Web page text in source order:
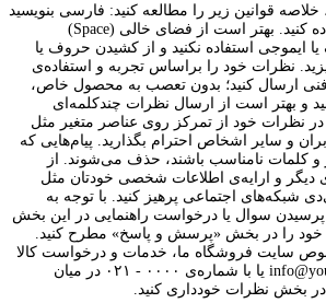
قوانین زیر را مطالعه کنید: فارسی بنویسید
و از کیبورد فارسی استفاده کنید. بهتر است از فضای خالی (Space)
ایموجی استفاده نکنید و از کشیدن حروف یا
نظرات خود را براساس تجربه و استفاده‌ی
ارسال کنید؛ بدون تعصب به محصول خاص،
و بهتر است از ارسال نظرات چندکلمه‌‌ای
نظرات خود از تمرکز روی عناصر متغیر مثل
و سایر اشخاص احترام بگذارید. پیام‌هایی که
و کلمات نامناسب باشند، حذف می‌شوند. از
دیگر و ارایه‌ی اطلاعات شخصی خودتان مثل
شبکه‌های اجتماعی پرهیز کنید. با توجه به
سوال یا درخواست راهنمایی در این بخش
خود را در بخش «پرسش و پاسخ» مطرح کنید.
سایت فروشگاه ما، خدمات و درخواست کالا
را با ایمیل info@yourdomain.com یا با شماره‌ی ۰۰۰۰ - ۰۲۱ در میان
در بخش نظرات خودداری کنید.